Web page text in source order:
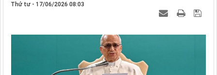
Thứ tư - 17/06/2026 08:03